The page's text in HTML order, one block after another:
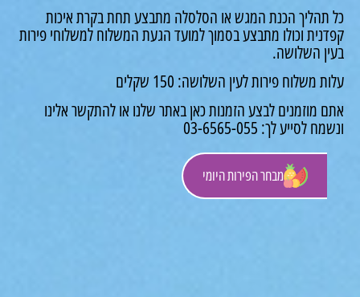
מבחר הפירות היומי
הכנת המגש או הסלסלה מתבצע תחת בקרת איכות
וכולו מתבצע בסמוך למועד הגעת המשלוח למשלוחי פירות
השלושה.
משלוח פירות לעין השלושה: 150 שקלים
מוזמנים לבצע הזמנות כאן באתר שלנו או להתקשר אלינו
לך: 03-6565-055